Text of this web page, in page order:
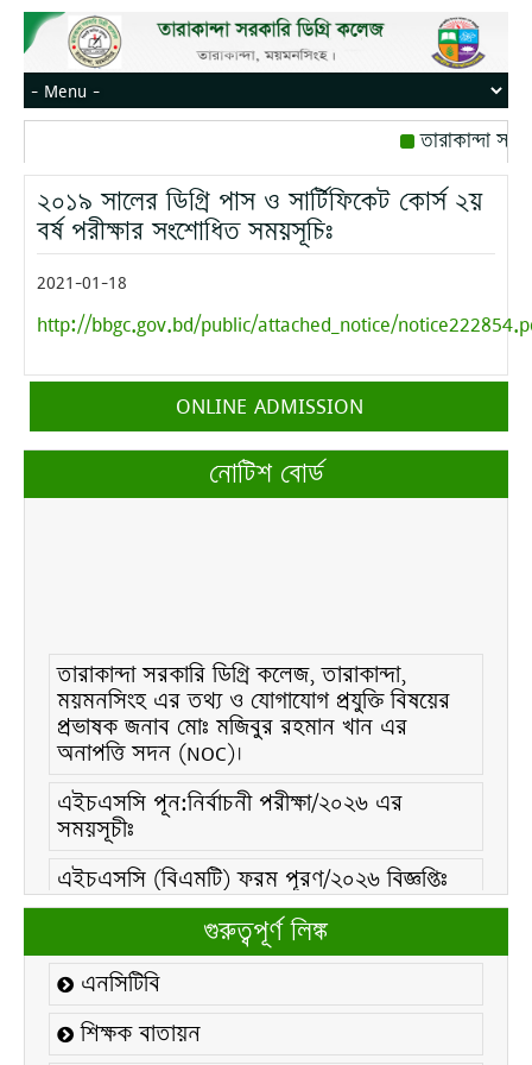
তারাকান্দা
রোজ বৃহস্পতিবার।
মোবাইল নম্বর:
২০১৯ সালের ডিগ্রি পাস ও সার্টিফিকেট কোর্স ২য়
বর্ষ পরীক্ষার সংশোধিত সময়সূচিঃ
2021-01-18
http://bbgc.gov.bd/public/attached_notice/
ONLINE ADMISSION
নোটিশ বোর্ড
তারাকান্দা সরকারি ডিগ্রি কলেজ, তারাকান্দা,
ময়মনসিংহ এর তথ্য ও যোগাযোগ প্রযুক্তি বিষয়ের
প্রভাষক জনাব মোঃ মজিবুর রহমান খান এর
অনাপত্তি সদন (NOC)।
এইচএসসি পূন:নির্বাচনী পরীক্ষা/২০২৬ এর
সময়সূচীঃ
এইচএসসি (বিএমটি) ফরম পূরণ/২০২৬ বিজ্ঞপ্তিঃ
এইচএসসি ফরম/২০২৬ পূরণ বিজ্ঞপ্তিঃ
২১ ফেব্রুয়ারি/২০২৬ ইং তারিখে “শহিদ দিবস ও
আন্তর্জাতিক মাতৃভাষা দিবস-২০২৬ উদযাপন
উপলক্ষ্যে নোটিশঃ
গুরুত্বপূর্ণ লিঙ্ক
এনসিটিবি
শিক্ষক বাতায়ন